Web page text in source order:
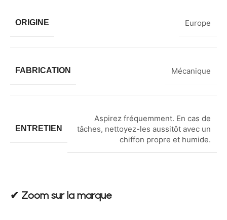
ORIGINE Europe
FABRICATION Mécanique
ENTRETIEN
Aspirez fréquemment. En cas de
tâches, nettoyez-les aussitôt avec un
chiffon propre et humide.
✔︎ Zoom sur la marque